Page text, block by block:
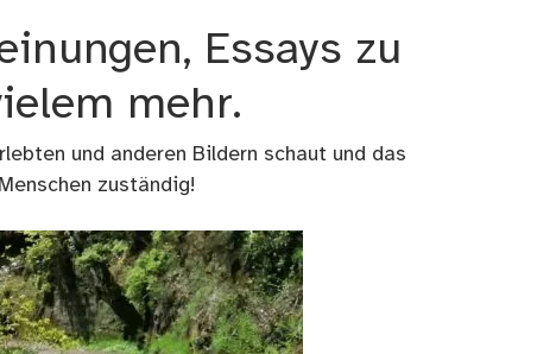
Essays zu
mehr.
und anderen Bildern schaut und das
zuständig!